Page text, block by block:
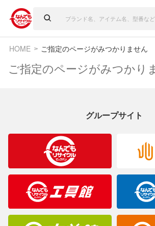
HOME ご指定のページがみつかりません
ご指定のページがみつかり
グループサイト